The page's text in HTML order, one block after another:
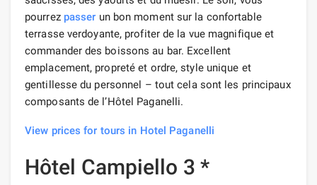
pourrez passer un bon moment sur la confortable
terrasse verdoyante, profiter de la vue magnifique et
commander des boissons au bar. Excellent
emplacement, propreté et ordre, style unique et
gentillesse du personnel – tout cela sont les principaux
composants de l’Hôtel Paganelli.
View prices for tours in Hotel Paganelli
Hôtel Campiello 3 *